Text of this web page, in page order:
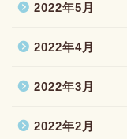
2022年5月
2022年4月
2022年3月
2022年2月